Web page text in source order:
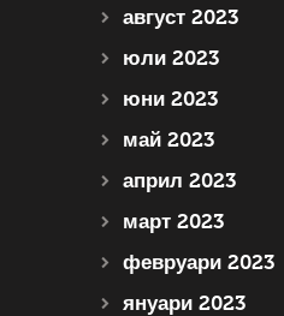
август 2023
юли 2023
юни 2023
май 2023
април 2023
март 2023
февруари 2023
януари 2023